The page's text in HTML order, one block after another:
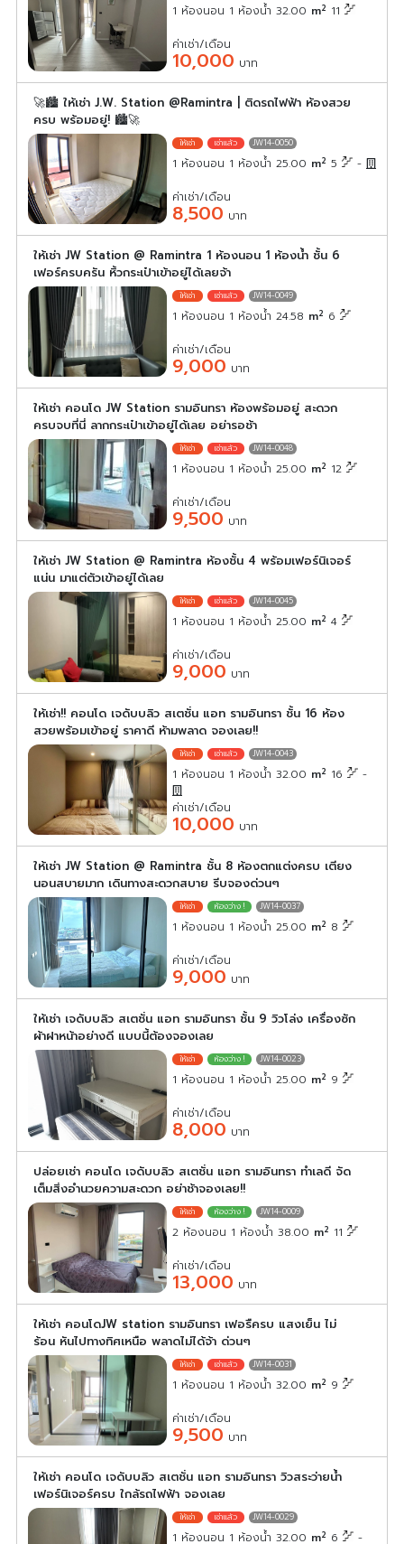
1 ห้องนอน 1 ห้องน้ำ 32.00 m2 11
ค่าเช่า/เดือน
10,000 บาท
🚀🏙️ ให้เช่า J.W. Station @Ramintra | ติดรถไฟฟ้า ห้องสวย
ครบ พร้อมอยู่! 🏙️🚀
JW14-0050
1 ห้องนอน 1 ห้องน้ำ 25.00 m2 5 -
ค่าเช่า/เดือน
8,500 บาท
ให้เช่า JW Station @ Ramintra 1 ห้องนอน 1 ห้องน้ำ ชั้น 6
เฟอร์ครบครัน หิ้วกระเป๋าเข้าอยู่ได้เลยจ้า
JW14-0049
1 ห้องนอน 1 ห้องน้ำ 24.58 m2 6
ค่าเช่า/เดือน
9,000 บาท
ให้เช่า คอนโด JW Station รามอินทรา ห้องพร้อมอยู่ สะดวก
ครบจบที่นี่ ลากกระเป๋าเข้าอยู่ได้เลย อย่ารอช้า
JW14-0048
1 ห้องนอน 1 ห้องน้ำ 25.00 m2 12
ค่าเช่า/เดือน
9,500 บาท
ให้เช่า JW Station @ Ramintra ห้องชั้น 4 พร้อมเฟอร์นิเจอร์
แน่น มาแต่ตัวเข้าอยู่ได้เลย
JW14-0045
1 ห้องนอน 1 ห้องน้ำ 25.00 m2 4
ค่าเช่า/เดือน
9,000 บาท
ให้เช่า!! คอนโด เจดับบลิว สเตชั่น แอท รามอินทรา ชั้น 16 ห้อง
สวยพร้อมเข้าอยู่ ราคาดี ห้ามพลาด จองเลย!!
JW14-0043
1 ห้องนอน 1 ห้องน้ำ 32.00 m2 16 -
ค่าเช่า/เดือน
10,000 บาท
ให้เช่า JW Station @ Ramintra ชั้น 8 ห้องตกแต่งครบ เตียง
นอนสบายมาก เดินทางสะดวกสบาย รีบจองด่วนๆ
JW14-0037
1 ห้องนอน 1 ห้องน้ำ 25.00 m2 8
ค่าเช่า/เดือน
9,000 บาท
ให้เช่า เจดับบลิว สเตชั่น แอท รามอินทรา ชั้น 9 วิวโล่ง เครื่องซัก
ผ้าฝาหน้าอย่างดี แบบนี้ต้องจองเลย
JW14-0023
1 ห้องนอน 1 ห้องน้ำ 25.00 m2 9
ค่าเช่า/เดือน
8,000 บาท
ปล่อยเช่า คอนโด เจดับบลิว สเตชั่น แอท รามอินทรา ทำเลดี จัด
เต็มสิ่งอำนวยความสะดวก อย่าช้าจองเลย!!
JW14-0009
2 ห้องนอน 1 ห้องน้ำ 38.00 m2 11
ค่าเช่า/เดือน
13,000 บาท
ให้เช่า คอนโดJW station รามอินทรา เฟอรืครบ แสงเย็น ไม่
ร้อน หันไปทางทิศเหนือ พลาดไม่ได้จ้า ด่วนๆ
JW14-0031
1 ห้องนอน 1 ห้องน้ำ 32.00 m2 9
ค่าเช่า/เดือน
9,500 บาท
ให้เช่า คอนโด เจดับบลิว สเตชั่น แอท รามอินทรา วิวสระว่ายน้ำ
เฟอร์นิเจอร์ครบ ใกล้รถไฟฟ้า จองเลย
JW14-0029
1 ห้องนอน 1 ห้องน้ำ 32.00 m2 6 -